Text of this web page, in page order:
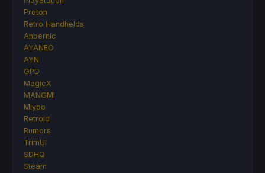
Proton
Retro Handhelds
Anbernic
AYANEO
AYN
GPD
MagicX
MANGMI
Miyoo
Retroid
Rumors
TrimUI
SDHQ
Steam